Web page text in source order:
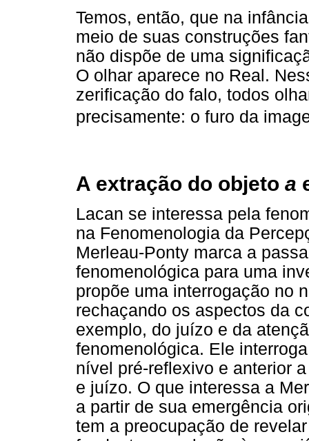
Temos, então, que na
meio de suas construções
não dispõe de uma
O olhar aparece no Real.
zerificação do falo, todos
precisamente: o furo da
A extração do objeto a
Lacan se interessa pela
na Fenomenologia da
Merleau-Ponty marca a
fenomenológica para uma
propõe uma interrogação no
rechaçando os aspectos da
exemplo, do juízo e da
fenomenológica. Ele
nível pré-reflexivo e anterior
e juízo. O que interessa a
a partir de sua emergência
tem a preocupação de